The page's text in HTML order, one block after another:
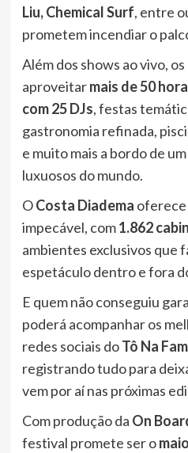
Liu, Chemical Surf, entre
prometem incendiar o
Além dos shows ao vivo,
aproveitarmais de 50
com 25 DJs, festas
gastronomia refinada,
e muito mais a bordo de
luxuosos do mundo.
OCosta Diadema
impecável, com1.862
ambientes exclusivos que
espetáculo dentro e fora
E quem não conseguiu
poderá acompanhar os
redes sociais doTô Na
registrando tudo para
vem por aí nas próximas
Com produção da On
festival promete ser o